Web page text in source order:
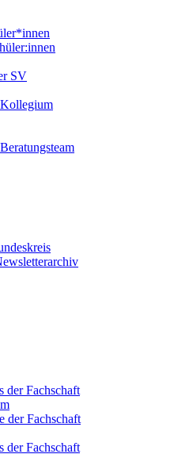
SV
Kollegium
der Fachschaft
der Fachschaft
der Fachschaft